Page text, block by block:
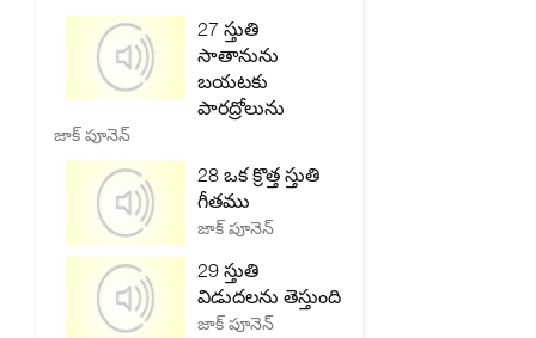
27 స్తుతి
సాతానును
బయటకు
పారద్రోలును
జాక్ పూనెన్
28 ఒక క్రొత్త స్తుతి
గీతము
జాక్ పూనెన్
29 స్తుతి
విడుదలను తెస్తుంది
జాక్ పూనెన్